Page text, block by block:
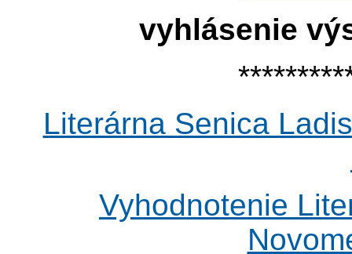
vyhlásenie
Literárna Senica
Vyhodnotenie